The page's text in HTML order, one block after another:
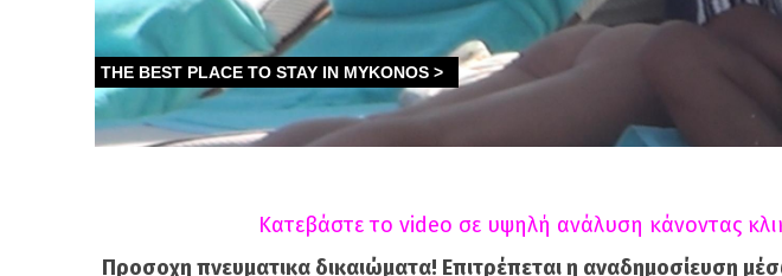
Κατεβάστε το video σε υψηλή ανάλυση κάνοντας
Προσοχη πνευματικα δικαιώματα! Επιτρέπεται η αναδημοσίευση